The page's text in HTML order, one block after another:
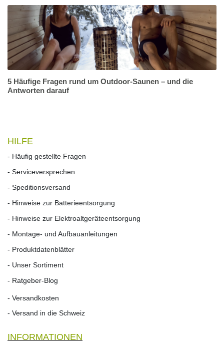
5 Häufige Fragen rund um Outdoor-Saunen – und die
Antworten darauf
HILFE
- Häufig gestellte Fragen
- Serviceversprechen
- Speditionsversand
- Hinweise zur Batterieentsorgung
- Hinweise zur Elektroaltgeräteentsorgung
- Montage- und Aufbauanleitungen
- Produktdatenblätter
- Unser Sortiment
- Ratgeber-Blog
- Versandkosten
- Versand in die Schweiz
INFORMATIONEN